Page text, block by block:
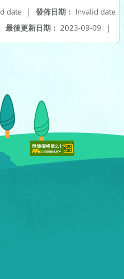
發佈日期： Invalid date
date
|
最後更新日期： 2023-09-09 |